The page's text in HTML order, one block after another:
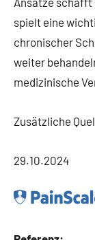
spielt eine
chronischer
weiter
medizinische
Zusätzliche
29.10.2024